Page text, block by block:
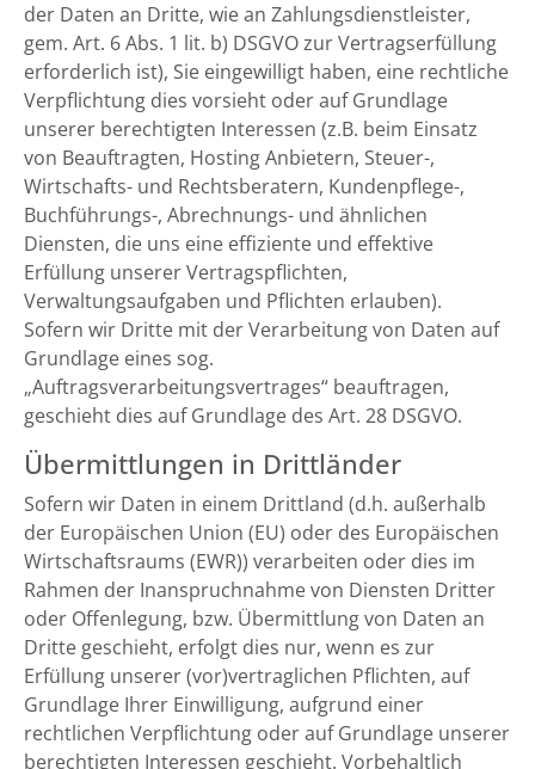
der Daten an Dritte, wie an Zahlungsdienstleister,
gem. Art. 6 Abs. 1 lit. b) DSGVO zur Vertragserfüllung
erforderlich ist), Sie eingewilligt haben, eine rechtliche
Verpflichtung dies vorsieht oder auf Grundlage
unserer berechtigten Interessen (z.B. beim Einsatz
von Beauftragten, Hosting Anbietern, Steuer-,
Wirtschafts- und Rechtsberatern, Kundenpflege-,
Buchführungs-, Abrechnungs- und ähnlichen
Diensten, die uns eine effiziente und effektive
Erfüllung unserer Vertragspflichten,
Verwaltungsaufgaben und Pflichten erlauben).
Sofern wir Dritte mit der Verarbeitung von Daten auf
Grundlage eines sog.
„Auftragsverarbeitungsvertrages“ beauftragen,
geschieht dies auf Grundlage des Art. 28 DSGVO.
Übermittlungen in Drittländer
Sofern wir Daten in einem Drittland (d.h. außerhalb
der Europäischen Union (EU) oder des Europäischen
Wirtschaftsraums (EWR)) verarbeiten oder dies im
Rahmen der Inanspruchnahme von Diensten Dritter
oder Offenlegung, bzw. Übermittlung von Daten an
Dritte geschieht, erfolgt dies nur, wenn es zur
Erfüllung unserer (vor)vertraglichen Pflichten, auf
Grundlage Ihrer Einwilligung, aufgrund einer
rechtlichen Verpflichtung oder auf Grundlage unserer
berechtigten Interessen geschieht. Vorbehaltlich